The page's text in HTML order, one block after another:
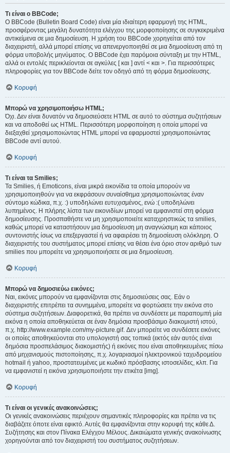
Τι είναι ο BBCode;
Ο BBCode (Bulletin Board Code) είναι μία ιδιαίτερη εφαρμογή της HTML,
προσφέροντας μεγάλη δυνατότητα ελέγχου της μορφοποίησης σε συγκεκριμένα
αντικείμενα σε μια δημοσίευση. Η χρήση του BBCode χορηγείται από τον
διαχειριστή, αλλά μπορεί επίσης να απενεργοποιηθεί σε μια δημοσίευση από τη
φόρμα υποβολής μηνύματος. Ο BBCode έχει παρόμοια σύνταξη με την HTML,
αλλά οι εντολές περικλείονται σε αγκύλες [ και ] αντί < και >. Για περισσότερες
πληροφορίες για τον BBCode δείτε τον οδηγό από τη φόρμα δημοσίευσης.
Κορυφή
Μπορώ να χρησιμοποιήσω HTML;
Όχι. Δεν είναι δυνατόν να δημοσιεύσετε HTML σε αυτό το σύστημα συζητήσεων
και να αποδοθεί ως HTML. Περισσότερη μορφοποίηση η οποία μπορεί να
διεξαχθεί χρησιμοποιώντας HTML μπορεί να εφαρμοστεί χρησιμοποιώντας
BBCode αντί αυτού.
Κορυφή
Τι είναι τα Smilies;
Τα Smilies, ή Emoticons, είναι μικρά εικονίδια τα οποία μπορούν να
χρησιμοποιηθούν για να εκφράσουν συναίσθημα χρησιμοποιώντας έναν
σύντομο κώδικα, π.χ. :) υποδηλώνει ευτυχισμένος, ενώ :( υποδηλώνει
λυπημένος. Η πλήρης λίστα των εικονιδίων μπορεί να εμφανιστεί στη φόρμα
δημοσίευσης. Προσπαθήστε να μη χρησιμοποιείτε καταχρηστικώς τα smilies,
καθώς μπορεί να καταστήσουν μια δημοσίευση μη αναγνώσιμη και κάποιος
συντονιστής ίσως να επεξεργαστεί ή να αφαιρέσει τη δημοσίευση ολόκληρη. Ο
διαχειριστής του συστήματος μπορεί επίσης να θέσει ένα όριο στον αριθμό των
smilies που μπορείτε να χρησιμοποιήσετε σε μια δημοσίευση.
Κορυφή
Μπορώ να δημοσιεύω εικόνες;
Ναι, εικόνες μπορούν να εμφανίζονται στις δημοσιεύσεις σας. Εάν ο
διαχειριστής επιτρέπει τα συνημμένα, μπορείτε να φορτώσετε την εικόνα στο
σύστημα συζητήσεων. Διαφορετικά, θα πρέπει να συνδέσετε με παραπομπή μία
εικόνα η οποία αποθηκεύεται σε έναν δημόσια προσβάσιμο διακομιστή ιστού,
π.χ. http://www.example.com/my-picture.gif. Δεν μπορείτε να συνδέσετε εικόνες
οι οποίες αποθηκεύονται στο υπολογιστή σας τοπικά (εκτός εάν αυτός είναι
δημόσια προσπελάσιμος διακομιστής) ή εικόνες που είναι αποθηκευμένες πίσω
από μηχανισμούς πιστοποίησης, π.χ. λογαριασμοί ηλεκτρονικού ταχυδρομείου
hotmail ή yahoo, προστατευμένες με κωδικό πρόσβασης ιστοσελίδες, κλπ. Για
να εμφανιστεί η εικόνα χρησιμοποιήστε την ετικέτα [img].
Κορυφή
Τι είναι οι γενικές ανακοινώσεις;
Οι γενικές ανακοινώσεις περιέχουν σημαντικές πληροφορίες και πρέπει να τις
διαβάζετε όποτε είναι εφικτό. Αυτές θα εμφανίζονται στην κορυφή της κάθε Δ.
Συζήτησης και στον Πίνακα Ελέγχου Μέλους. Δικαιώματα γενικής ανακοίνωσης
χορηγούνται από τον διαχειριστή του συστήματος συζητήσεων.